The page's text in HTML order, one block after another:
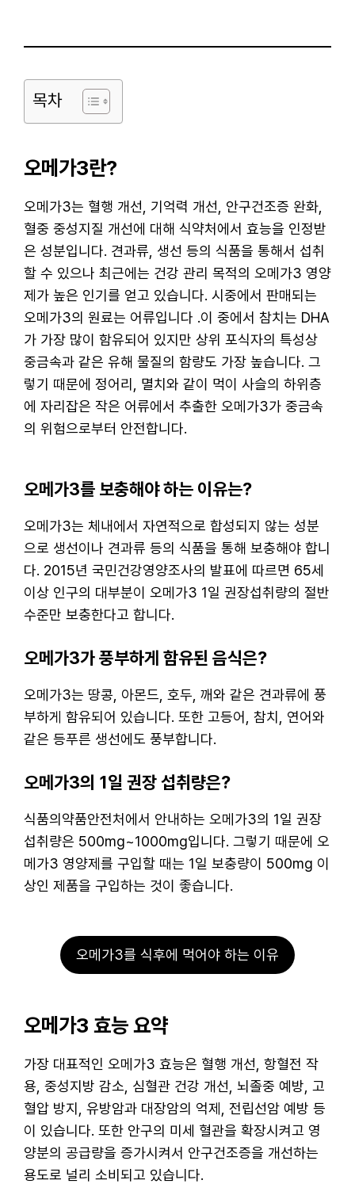
목차
오메가3란?
오메가3는 혈행 개선, 기억력 개선, 안구건조증 완화,
혈중 중성지질 개선에 대해 식약처에서 효능을 인정받
은 성분입니다. 견과류, 생선 등의 식품을 통해서 섭취
할 수 있으나 최근에는 건강 관리 목적의 오메가3 영양
제가 높은 인기를 얻고 있습니다. 시중에서 판매되는
오메가3의 원료는 어류입니다 .이 중에서 참치는 DHA
가 가장 많이 함유되어 있지만 상위 포식자의 특성상
중금속과 같은 유해 물질의 함량도 가장 높습니다. 그
렇기 때문에 정어리, 멸치와 같이 먹이 사슬의 하위층
에 자리잡은 작은 어류에서 추출한 오메가3가 중금속
의 위험으로부터 안전합니다.
오메가3를 보충해야 하는 이유는?
오메가3는 체내에서 자연적으로 합성되지 않는 성분
으로 생선이나 견과류 등의 식품을 통해 보충해야 합니
다. 2015년 국민건강영양조사의 발표에 따르면 65세
이상 인구의 대부분이 오메가3 1일 권장섭취량의 절반
수준만 보충한다고 합니다.
오메가3가 풍부하게 함유된 음식은?
오메가3는 땅콩, 아몬드, 호두, 깨와 같은 견과류에 풍
부하게 함유되어 있습니다. 또한 고등어, 참치, 연어와
같은 등푸른 생선에도 풍부합니다.
오메가3의 1일 권장 섭취량은?
식품의약품안전처에서 안내하는 오메가3의 1일 권장
섭취량은 500mg~1000mg입니다. 그렇기 때문에 오
메가3 영양제를 구입할 때는 1일 보충량이 500mg 이
상인 제품을 구입하는 것이 좋습니다.
오메가3를 식후에 먹어야 하는 이유
오메가3 효능 요약
가장 대표적인 오메가3 효능은 혈행 개선, 항혈전 작
용, 중성지방 감소, 심혈관 건강 개선, 뇌졸중 예방, 고
혈압 방지, 유방암과 대장암의 억제, 전립선암 예방 등
이 있습니다. 또한 안구의 미세 혈관을 확장시켜고 영
양분의 공급량을 증가시켜서 안구건조증을 개선하는
용도로 널리 소비되고 있습니다.